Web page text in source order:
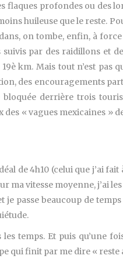
flaques profondes ou des
huileuse que le reste.
on tombe, enfin, à
par des raidillons et
km. Mais tout n’est pas
des encouragements
derrière trois
« vagues mexicaines »
de 4h10 (celui que j’ai
vitesse moyenne, j’ai
passe beaucoup de temps
temps. Et puis qu’une
qui finit par me dire «